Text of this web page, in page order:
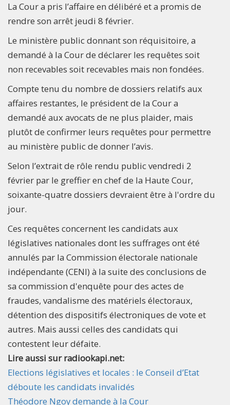
La Cour a pris l’affaire en délibéré et a promis de
rendre son arrêt jeudi 8 février.
Le ministère public donnant son réquisitoire, a
demandé à la Cour de déclarer les requêtes soit
non recevables soit recevables mais non fondées.
Compte tenu du nombre de dossiers relatifs aux
affaires restantes, le président de la Cour a
demandé aux avocats de ne plus plaider, mais
plutôt de confirmer leurs requêtes pour permettre
au ministère public de donner l’avis.
Selon l’extrait de rôle rendu public vendredi 2
février par le greffier en chef de la Haute Cour,
soixante-quatre dossiers devraient être à l'ordre du
jour.
Ces requêtes concernent les candidats aux
législatives nationales dont les suffrages ont été
annulés par la Commission électorale nationale
indépendante (CENI) à la suite des conclusions de
sa commission d'enquête pour des actes de
fraudes, vandalisme des matériels électoraux,
détention des dispositifs électroniques de vote et
autres. Mais aussi celles des candidats qui
contestent leur défaite.
Lire aussi sur radiookapi.net:
Elections législatives et locales : le Conseil d’Etat
déboute les candidats invalidés
Théodore Ngoy demande à la Cour